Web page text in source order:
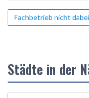
Fachbetrieb nicht
Städte in der